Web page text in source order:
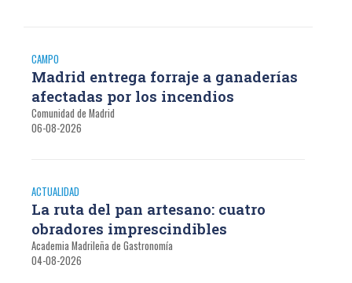
CAMPO
Madrid entrega forraje a ganaderías
afectadas por los incendios
Comunidad de Madrid
06-08-2026
ACTUALIDAD
La ruta del pan artesano: cuatro
obradores imprescindibles
Academia Madrileña de Gastronomía
04-08-2026